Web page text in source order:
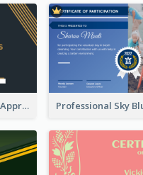
Blue And Gold Badge Appreciation Certificate